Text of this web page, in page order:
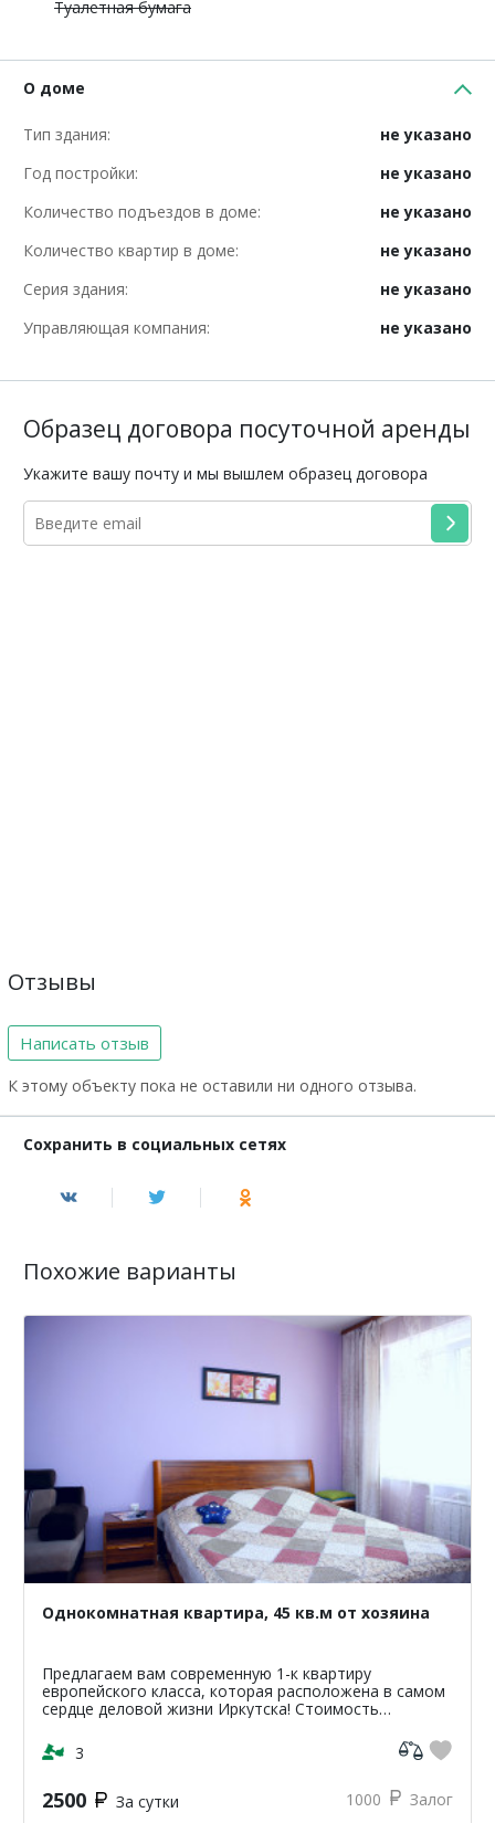
Туалетная бумага
О доме
Тип здания:
не указано
Год постройки:
не указано
Количество подъездов в доме:
не указано
Количество квартир в доме:
не указано
Серия здания:
не указано
Управляющая компания:
не указано
Образец договора посуточной аренды
Укажите вашу почту и мы вышлем образец договора
Отзывы
Написать отзыв
К этому объекту пока не оставили ни одного отзыва.
Сохранить в социальных сетях
Похожие варианты
Однокомнатная квартира, 45 кв.м от хозяина
Предлагаем вам современную 1-к квартиру
европейского класса, которая расположена в самом
сердце деловой жизни Иркутска! Стоимость
от сроков и перио...
3
2500 За сутки 1000 Залог